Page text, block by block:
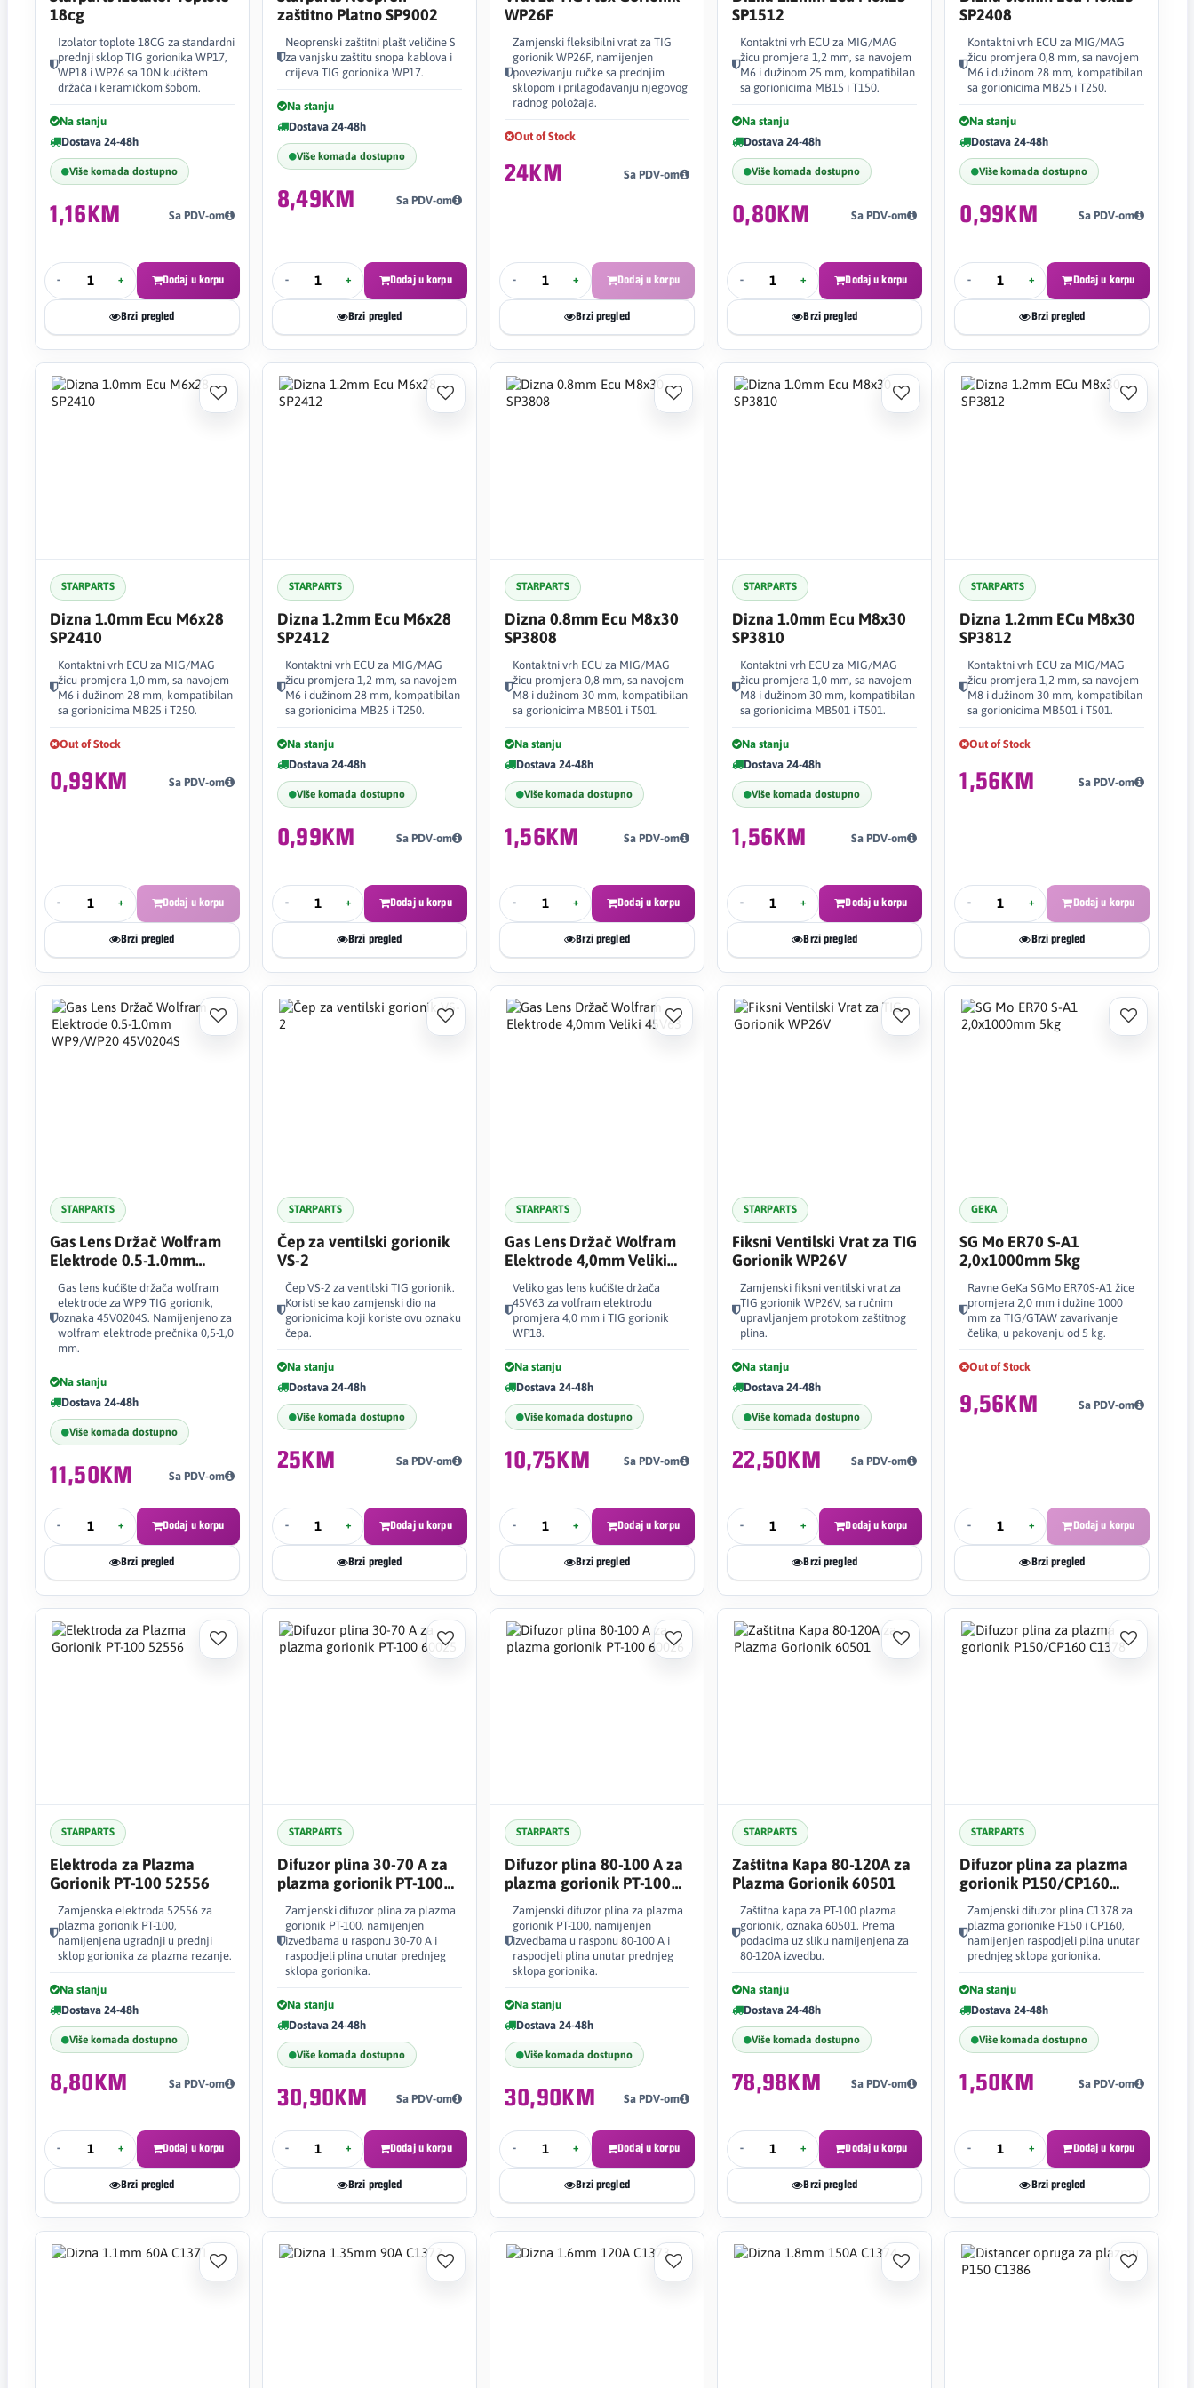
18cg
Izolator toplote 18CG za standardni
prednji sklop TIG gorionika WP17,
WP18 i WP26 sa 10N kućištem
držača i keramičkom šobom.
Na stanju
Dostava 24-48h
Više komada dostupno
1,16KM Sa PDV-om
- + Dodaj u korpu
Brzi pregled
zaštitno Platno SP9002
Neoprenski zaštitni plašt veličine S
za vanjsku zaštitu snopa kablova i
crijeva TIG gorionika WP17.
Na stanju
Dostava 24-48h
Više komada dostupno
8,49KM Sa PDV-om
- + Dodaj u korpu
Brzi pregled
WP26F
Zamjenski fleksibilni vrat za TIG
gorionik WP26F, namijenjen
povezivanju ručke sa prednjim
sklopom i prilagođavanju njegovog
radnog položaja.
Out of Stock
24KM Sa PDV-om
- + Dodaj u korpu
Brzi pregled
SP1512
Kontaktni vrh ECU za MIG/MAG
žicu promjera 1,2 mm, sa navojem
M6 i dužinom 25 mm, kompatibilan
sa gorionicima MB15 i T150.
Na stanju
Dostava 24-48h
Više komada dostupno
0,80KM Sa PDV-om
- + Dodaj u korpu
Brzi pregled
SP2408
Kontaktni vrh ECU za MIG/MAG
žicu promjera 0,8 mm, sa navojem
M6 i dužinom 28 mm, kompatibilan
sa gorionicima MB25 i T250.
Na stanju
Dostava 24-48h
Više komada dostupno
0,99KM Sa PDV-om
- + Dodaj u korpu
Brzi pregled
STARPARTS
Dizna 1.0mm Ecu M6x28
SP2410
Kontaktni vrh ECU za MIG/MAG
žicu promjera 1,0 mm, sa navojem
M6 i dužinom 28 mm, kompatibilan
sa gorionicima MB25 i T250.
Out of Stock
0,99KM Sa PDV-om
- + Dodaj u korpu
Brzi pregled
STARPARTS
Dizna 1.2mm Ecu M6x28
SP2412
Kontaktni vrh ECU za MIG/MAG
žicu promjera 1,2 mm, sa navojem
M6 i dužinom 28 mm, kompatibilan
sa gorionicima MB25 i T250.
Na stanju
Dostava 24-48h
Više komada dostupno
0,99KM Sa PDV-om
- + Dodaj u korpu
Brzi pregled
STARPARTS
Dizna 0.8mm Ecu M8x30
SP3808
Kontaktni vrh ECU za MIG/MAG
žicu promjera 0,8 mm, sa navojem
M8 i dužinom 30 mm, kompatibilan
sa gorionicima MB501 i T501.
Na stanju
Dostava 24-48h
Više komada dostupno
1,56KM Sa PDV-om
- + Dodaj u korpu
Brzi pregled
STARPARTS
Dizna 1.0mm Ecu M8x30
SP3810
Kontaktni vrh ECU za MIG/MAG
žicu promjera 1,0 mm, sa navojem
M8 i dužinom 30 mm, kompatibilan
sa gorionicima MB501 i T501.
Na stanju
Dostava 24-48h
Više komada dostupno
1,56KM Sa PDV-om
- + Dodaj u korpu
Brzi pregled
STARPARTS
Dizna 1.2mm ECu M8x30
SP3812
Kontaktni vrh ECU za MIG/MAG
žicu promjera 1,2 mm, sa navojem
M8 i dužinom 30 mm, kompatibilan
sa gorionicima MB501 i T501.
Out of Stock
1,56KM Sa PDV-om
- + Dodaj u korpu
Brzi pregled
STARPARTS
Gas Lens Držač Wolfram
Elektrode 0.5-1.0mm
WP9/WP20 45V0204S
Gas lens kućište držača wolfram
elektrode za WP9 TIG gorionik,
oznaka 45V0204S. Namijenjeno za
wolfram elektrode prečnika 0,5-1,0
mm.
Na stanju
Dostava 24-48h
Više komada dostupno
11,50KM Sa PDV-om
- + Dodaj u korpu
Brzi pregled
STARPARTS
Čep za ventilski gorionik
VS-2
Čep VS-2 za ventilski TIG gorionik.
Koristi se kao zamjenski dio na
gorionicima koji koriste ovu oznaku
čepa.
Na stanju
Dostava 24-48h
Više komada dostupno
25KM Sa PDV-om
- + Dodaj u korpu
Brzi pregled
STARPARTS
Gas Lens Držač Wolfram
Elektrode 4,0mm Veliki
45V63
Veliko gas lens kućište držača
45V63 za volfram elektrodu
promjera 4,0 mm i TIG gorionik
WP18.
Na stanju
Dostava 24-48h
Više komada dostupno
10,75KM Sa PDV-om
- + Dodaj u korpu
Brzi pregled
STARPARTS
Fiksni Ventilski Vrat za TIG
Gorionik WP26V
Zamjenski fiksni ventilski vrat za
TIG gorionik WP26V, sa ručnim
upravljanjem protokom zaštitnog
plina.
Na stanju
Dostava 24-48h
Više komada dostupno
22,50KM Sa PDV-om
- + Dodaj u korpu
Brzi pregled
GEKA
SG Mo ER70 S-A1
2,0x1000mm 5kg
Ravne GeKa SGMo ER70S-A1 žice
promjera 2,0 mm i dužine 1000
mm za TIG/GTAW zavarivanje
čelika, u pakovanju od 5 kg.
Out of Stock
9,56KM Sa PDV-om
- + Dodaj u korpu
Brzi pregled
STARPARTS
Elektroda za Plazma
Gorionik PT-100 52556
Zamjenska elektroda 52556 za
plazma gorionik PT-100,
namijenjena ugradnji u prednji
sklop gorionika za plazma rezanje.
Na stanju
Dostava 24-48h
Više komada dostupno
8,80KM Sa PDV-om
- + Dodaj u korpu
Brzi pregled
STARPARTS
Difuzor plina 30-70 A za
plazma gorionik PT-100
Zamjenski difuzor plina za plazma
gorionik PT-100, namijenjen
izvedbama u rasponu 30-70 A i
raspodjeli plina unutar prednjeg
sklopa gorionika.
Na stanju
Dostava 24-48h
Više komada dostupno
30,90KM Sa PDV-om
- + Dodaj u korpu
Brzi pregled
STARPARTS
Difuzor plina 80-100 A za
plazma gorionik PT-100
Zamjenski difuzor plina za plazma
gorionik PT-100, namijenjen
izvedbama u rasponu 80-100 A i
raspodjeli plina unutar prednjeg
sklopa gorionika.
Na stanju
Dostava 24-48h
Više komada dostupno
30,90KM Sa PDV-om
- + Dodaj u korpu
Brzi pregled
STARPARTS
Zaštitna Kapa 80-120A za
Plazma Gorionik 60501
Zaštitna kapa za PT-100 plazma
gorionik, oznaka 60501. Prema
podacima uz sliku namijenjena za
80-120A izvedbu.
Na stanju
Dostava 24-48h
Više komada dostupno
78,98KM Sa PDV-om
- + Dodaj u korpu
Brzi pregled
STARPARTS
Difuzor plina za plazma
gorionik P150/CP160
Zamjenski difuzor plina C1378 za
plazma gorionike P150 i CP160,
namijenjen raspodjeli plina unutar
prednjeg sklopa gorionika.
Na stanju
Dostava 24-48h
Više komada dostupno
1,50KM Sa PDV-om
- + Dodaj u korpu
Brzi pregled